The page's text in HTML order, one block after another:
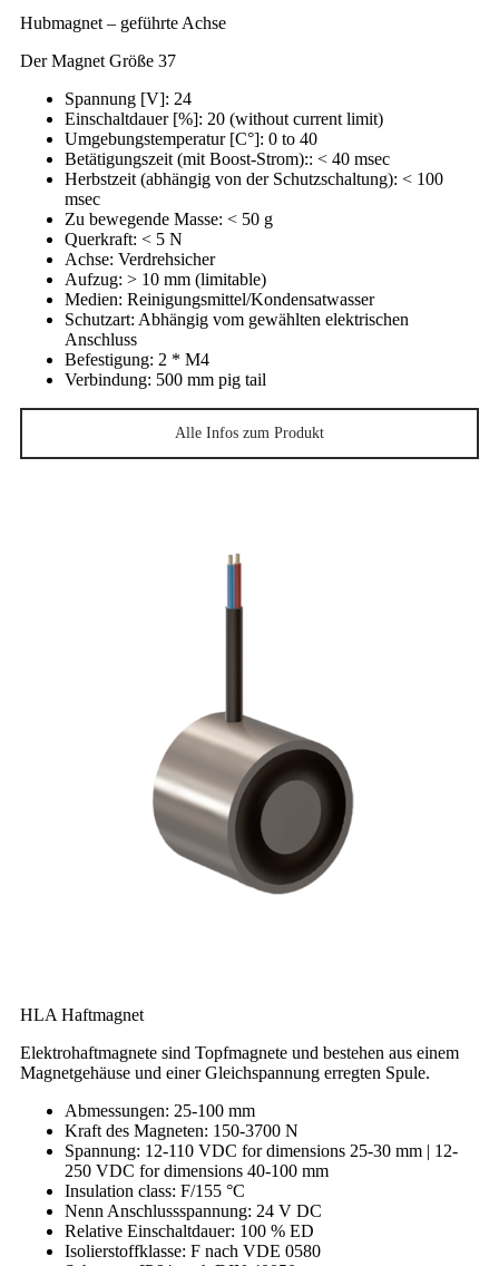
Hubmagnet – geführte Achse
Der Magnet Größe 37
Spannung [V]: 24
Einschaltdauer [%]: 20 (without current limit)
Umgebungstemperatur [C°]: 0 to 40
Betätigungszeit (mit Boost-Strom):: < 40 msec
Herbstzeit (abhängig von der Schutzschaltung): < 100
msec
Zu bewegende Masse: < 50 g
Querkraft: < 5 N
Achse: Verdrehsicher
Aufzug: > 10 mm (limitable)
Medien: Reinigungsmittel/Kondensatwasser
Schutzart: Abhängig vom gewählten elektrischen
Anschluss
Befestigung: 2 * M4
Verbindung: 500 mm pig tail
Alle Infos zum Produkt
HLA Haftmagnet
Elektrohaftmagnete sind Topfmagnete und bestehen aus einem
Magnetgehäuse und einer Gleichspannung erregten Spule.
Abmessungen: 25-100 mm
Kraft des Magneten: 150-3700 N
Spannung: 12-110 VDC for dimensions 25-30 mm | 12-
250 VDC for dimensions 40-100 mm
Insulation class: F/155 °C
Nenn Anschlussspannung: 24 V DC
Relative Einschaltdauer: 100 % ED
Isolierstoffklasse: F nach VDE 0580